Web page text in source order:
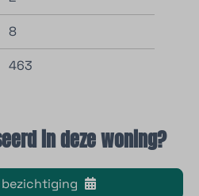
8
463
in deze woning?
bezichtiging